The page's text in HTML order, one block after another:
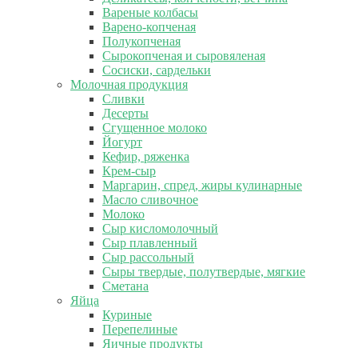
Вареные колбасы
Варено-копченая
Полукопченая
Сырокопченая и сыровяленая
Сосиски, сардельки
Молочная продукция
Сливки
Десерты
Сгущенное молоко
Йогурт
Кефир, ряженка
Крем-сыр
Маргарин, спред, жиры кулинарные
Масло сливочное
Молоко
Сыр кисломолочный
Сыр плавленный
Сыр рассольный
Сыры твердые, полутвердые, мягкие
Сметана
Яйца
Куриные
Перепелиные
Яичные продукты